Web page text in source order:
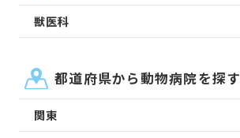
獣医科
都道府県から動物病院を探す
関東